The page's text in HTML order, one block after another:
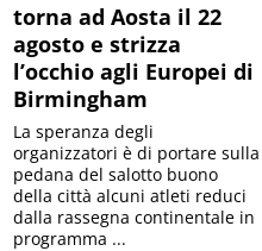
torna ad Aosta il 22
agosto e strizza
l’occhio agli Europei di
Birmingham
La speranza degli
organizzatori è di portare sulla
pedana del salotto buono
della città alcuni atleti reduci
dalla rassegna continentale in
programma ...